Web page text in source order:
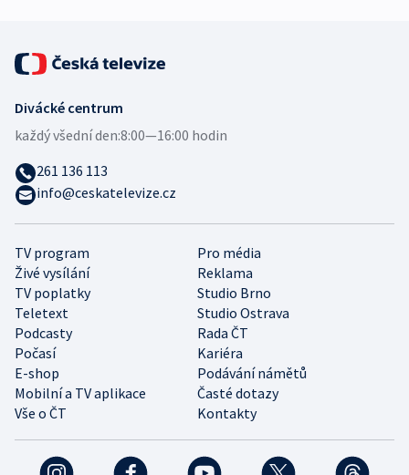
TV program
Pro média
Živé vysílání
Reklama
TV poplatky
Studio Brno
Teletext
Studio Ostrava
Podcasty
Rada ČT
Počasí
Kariéra
E-shop
Podávání námětů
Mobilní a TV aplikace
Časté dotazy
Vše o ČT
Kontakty
Divácké centrum
každý všední den:8:00—16:00 hodin
261 136 113
info@ceskatelevize.cz